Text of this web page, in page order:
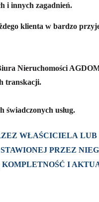
i innych zagadnień.
klienta w bardzo
Nieruchomości
transkacji.
świadczonych usług.
WŁAŚCICIELA LUB
PRZEZ
I